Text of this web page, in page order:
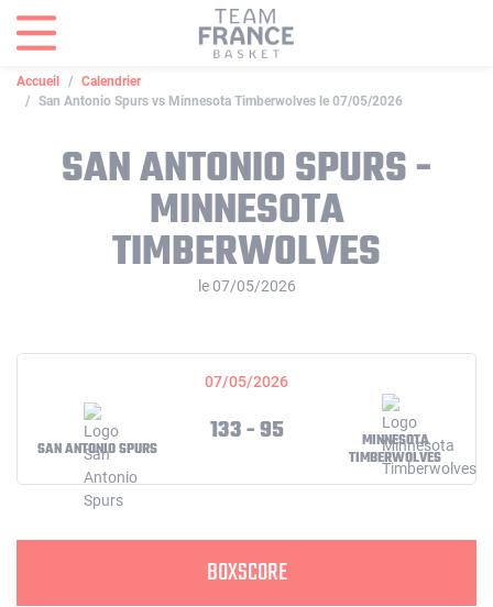
Accueil
Calendrier
San Antonio Spurs vs Minnesota Timberwolves le 07/05/2026
SAN ANTONIO SPURS -
MINNESOTA
TIMBERWOLVES
le 07/05/2026
07/05/2026
SAN ANTONIO SPURS
133 - 95
MINNESOTA
TIMBERWOLVES
BOXSCORE
Panneau de gestion des cookies